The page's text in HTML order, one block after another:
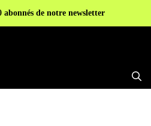
abonnés de notre newsletter